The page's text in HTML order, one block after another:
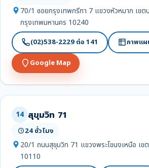
70/1 ซอยกรุงเทพกรีฑา 7 แขวงหัวหมาก เขต
กรุงเทพมหานคร 10240
(02)538-2229 ต่อ 141 ภาพแ
Google Map
14 สุขุมวิท 71
24 ชั่วโมง
20/1 ถนนสุขุมวิท 71 แขวงพระโขนงเหนือ เ
10110